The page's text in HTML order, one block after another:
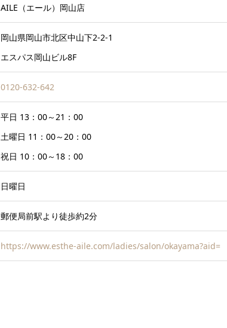
AILE（エール）岡山店
岡山県岡山市北区中山下2-2-1
エスパス岡山ビル8F
0120-632-642
平日 13：00～21：00
土曜日 11：00～20：00
祝日 10：00～18：00
日曜日
郵便局前駅より徒歩約2分
https://www.esthe-aile.com/ladies/salon/okayama?aid=